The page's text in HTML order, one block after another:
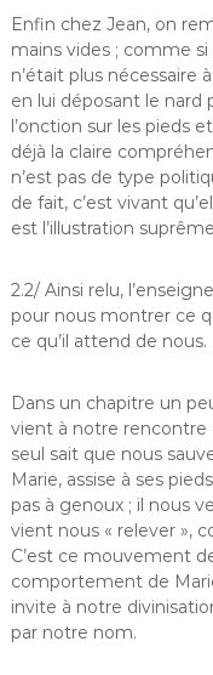
Enfin chez Jean, on
mains vides ; comme
n’était plus nécessaire
en lui déposant le nard
l’onction sur les pieds
déjà la claire
n’est pas de type
de fait, c’est vivant
est l’illustration
2.2/ Ainsi relu,
pour nous montrer ce
ce qu’il attend de nous.
Dans un chapitre un
vient à notre rencontre
seul sait que nous
Marie, assise à ses
pas à genoux ; il nous
vient nous « relever »,
C’est ce mouvement
comportement de
invite à notre
par notre nom.